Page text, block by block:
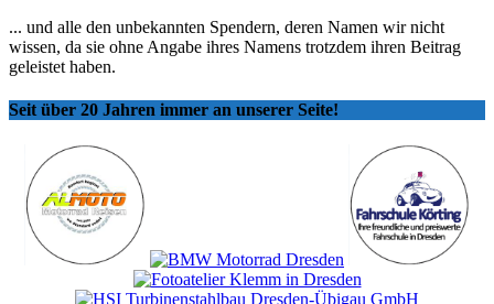
... und alle den unbekannten Spendern, deren Namen wir nicht
wissen, da sie ohne Angabe ihres Namens trotzdem ihren Beitrag
geleistet haben.
Seit über 20 Jahren immer an unserer Seite!